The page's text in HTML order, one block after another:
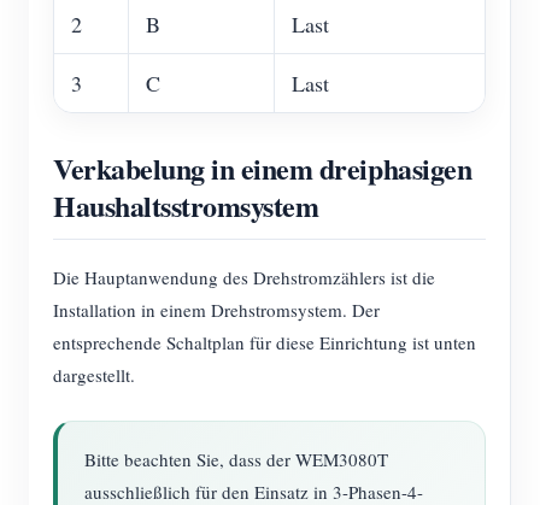
2 B Last
3 C Last
Verkabelung in einem dreiphasigen
Haushaltsstromsystem
Die Hauptanwendung des Drehstromzählers ist die
Installation in einem Drehstromsystem. Der
entsprechende Schaltplan für diese Einrichtung ist unten
dargestellt.
Bitte beachten Sie, dass der WEM3080T
ausschließlich für den Einsatz in 3-Phasen-4-